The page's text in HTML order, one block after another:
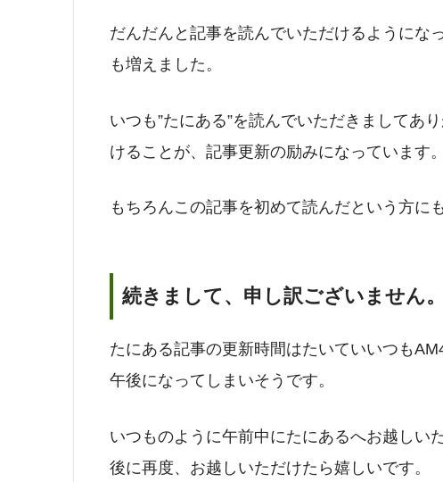
だんだんと記事を読んでいただけるようにな
も増えました。
いつも”たにある”を読んでいただきましてあ
けることが、記事更新の励みになっています。
もちろんこの記事を初めて読んだという方に
続きまして、申し訳ございません。
たにある記事の更新時間はたいていいつも
午後になってしまいそうです。
いつものように午前中にたにあるへお越しい
後に再度、お越しいただけたら嬉しいです。